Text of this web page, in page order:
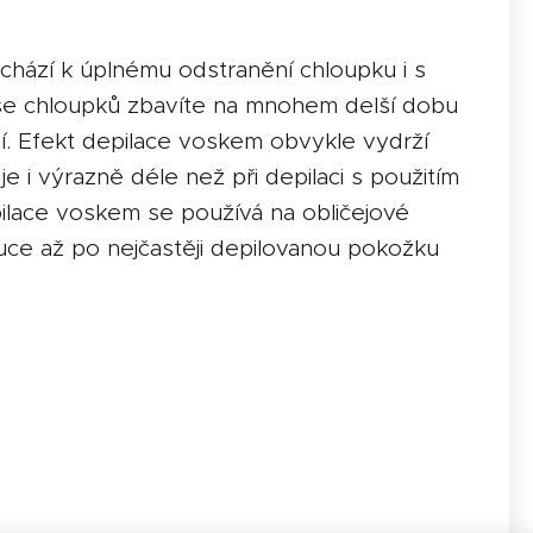
k úplnému odstranění chloupku i s
chloupků zbavíte na mnohem delší dobu
Efekt depilace voskem obvykle vydrží
i výrazně déle než při depilaci s použitím
voskem se používá na obličejové
až po nejčastěji depilovanou pokožku